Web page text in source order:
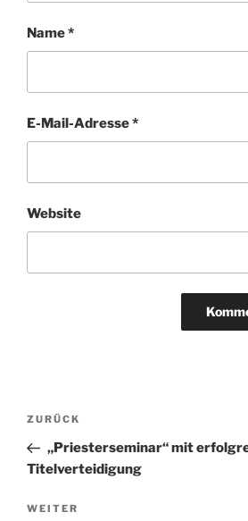
Name*
E-Mail-Adresse*
Website
Beitragsnavigation
Vorheriger
Beitrag
ZURÜCK
„Priesterseminar“ mit
Titelverteidigung
Nächster
WEITER